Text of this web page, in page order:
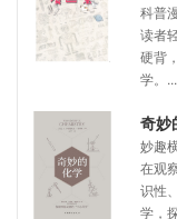
科普
读者
硬背
学。...
奇妙
妙趣
在观
识性
学，